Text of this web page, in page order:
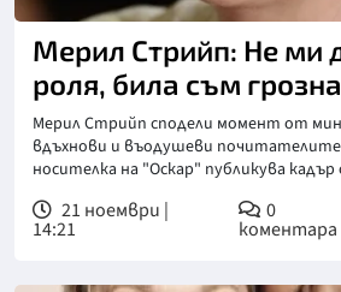
Мерил Стрийп: Не ми
роля, била съм грозна
Мерил Стрийп сподели момент от
вдъхнови и въодушеви
носителка на "Оскар" публикува кадър
21 ноември |
14:21
0
коментара